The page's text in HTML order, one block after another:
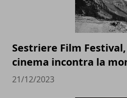
Sestriere Film
cinema incontra la
21/12/2023